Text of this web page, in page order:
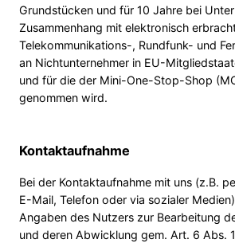
Grundstücken und für 10 Jahre bei
Zusammenhang mit elektronisch
Telekommunikations-, Rundfunk- und
an Nichtunternehmer in EU-
und für die der Mini-One-Stop-Shop
genommen wird.
Kontaktaufnahme
Bei der Kontaktaufnahme mit uns (z.B.
E-Mail, Telefon oder via sozialer
Angaben des Nutzers zur Bearbeitung
und deren Abwicklung gem. Art. 6 Abs.